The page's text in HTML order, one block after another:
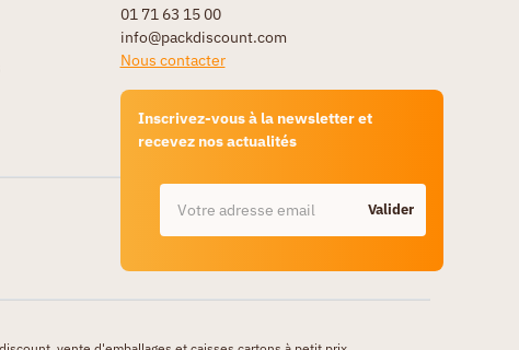
01 71 63 15 00
info@packdiscount.com
Nous contacter
Inscrivez-vous à la newsletter et
recevez nos actualités
Valider